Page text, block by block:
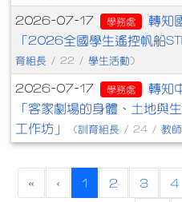
2026-07-17 學務處
轉知
「2026全國學生遙控帆船
育組長 / 22 / 學生活動 )
2026-07-17 學務處
轉知
「客家劇場的身體、土地與
工作坊」
(訓育組長 / 24 / 教
« ‹ 1 (current)
2 3 4